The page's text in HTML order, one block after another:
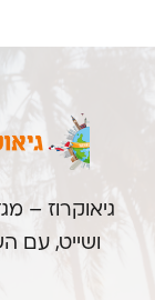
גיאוקרוז –
ושייט, עם